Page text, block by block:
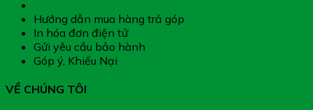
Hướng dẫn mua hàng trả góp
In hóa đơn điện tử
Gửi yêu cầu bảo hành
Góp ý, Khiếu Nại
VỀ CHÚNG TÔI